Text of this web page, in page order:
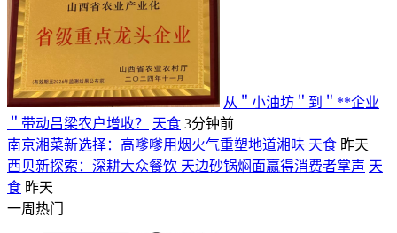
从＂小油坊＂到＂**企业
＂带动吕梁农户增收？
天食 3分钟前
南京湘菜新选择：高嗲嗲用烟火气重塑地道湘味 天食 昨天
西贝新探索：深耕大众餐饮 天边砂锅焖面赢得消费者掌声 天
食 昨天
一周热门